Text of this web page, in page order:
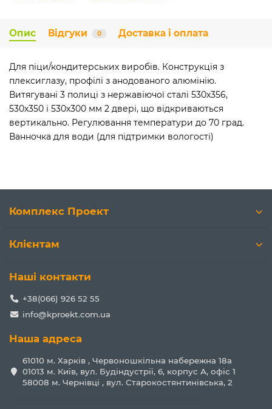
Опис Відгуки 0 Доставка і оплата
Для піци/кондитерських виробів. Конструкція з
плексиглазу, профілі з анодованого алюмінію.
Витягувані 3 полиці з нержавіючої сталі 530х356,
530х350 і 530х300 мм 2 двері, що відкриваються
вертикально. Регулювання температури до 70 град.
Ванночка для води (для підтримки вологості)
Комплекс Проект
Клієнтам
Наші контакти
+38(066) 926 52 55
info@kproekt.com.ua
Наша адреса
61010 м. Харків , Червоношкільна набережна 18а
01013 м. Київ, вул. Будіндустрії, 6, корпус А, офіс 1
58008 м. Чернівці , вул. Старокостянтинівська, 2